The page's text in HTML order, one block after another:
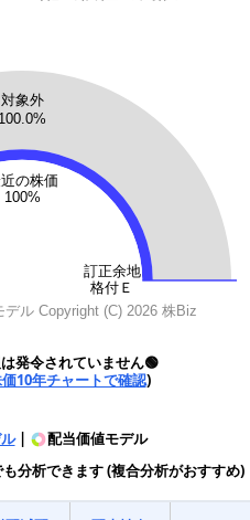
発令されていません🟢
10年チャートで確認)
|
配当価値モデル
分析できます (複合分析がおすすめ)